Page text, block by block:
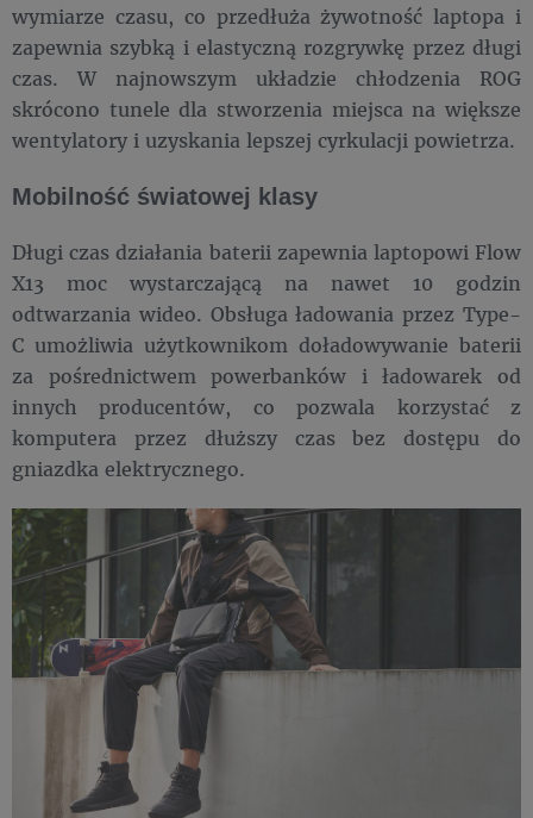
wymiarze czasu, co przedłuża żywotność laptopa i
zapewnia szybką i elastyczną rozgrywkę przez długi
czas. W najnowszym układzie chłodzenia ROG
skrócono tunele dla stworzenia miejsca na większe
wentylatory i uzyskania lepszej cyrkulacji powietrza.
Mobilność światowej klasy
Długi czas działania baterii zapewnia laptopowi Flow
X13 moc wystarczającą na nawet 10 godzin
odtwarzania wideo. Obsługa ładowania przez Type-
C umożliwia użytkownikom doładowywanie baterii
za pośrednictwem powerbanków i ładowarek od
innych producentów, co pozwala korzystać z
komputera przez dłuższy czas bez dostępu do
gniazdka elektrycznego.